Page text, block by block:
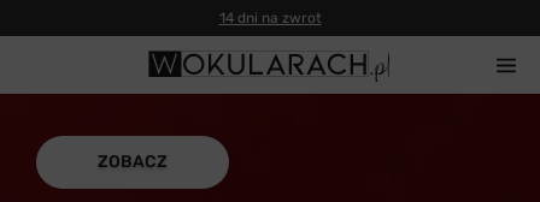
14 dni na zwrot
ZOBACZ